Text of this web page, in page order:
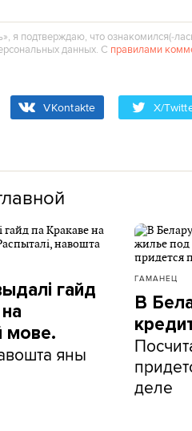
я подтверждаю, что
данных. С правилами
VKontakte X/
гайд
мове.
яны
ГАМАНЕЦ
В
деле